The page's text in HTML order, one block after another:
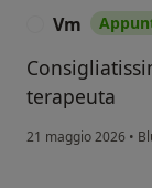
Vm
terapeuta
21 maggio 2026 •